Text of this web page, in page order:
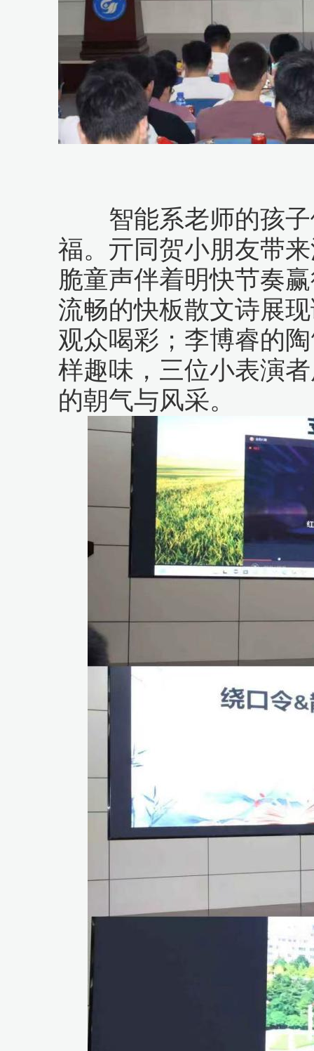
智能系老师的孩子
福。亓同贺小朋友带
脆童声伴着明快节奏
流畅的快板散文诗展
观众喝彩；李博睿的
样趣味，三位小表演
的朝气与风采。